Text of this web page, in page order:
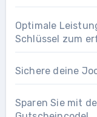
Optimale
Schlüssel zum
Sichere deine
Sparen Sie mit